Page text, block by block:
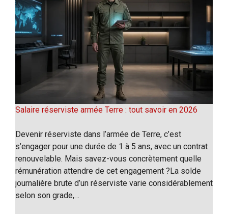
Salaire réserviste armée Terre : tout savoir en 2026
Devenir réserviste dans l’armée de Terre, c’est
s’engager pour une durée de 1 à 5 ans, avec un contrat
renouvelable. Mais savez-vous concrètement quelle
rémunération attendre de cet engagement ?La solde
journalière brute d’un réserviste varie considérablement
selon son grade,…